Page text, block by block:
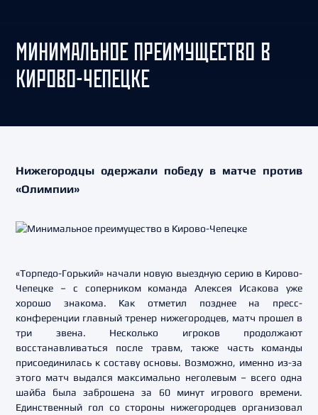
МИНИМАЛЬНОЕ ПРЕИМУЩЕСТВО В
КИРОВО-ЧЕПЕЦКЕ
Нижегородцы одержали победу в матче против
«Олимпии»
«Торпедо-Горький» начали новую выездную серию в Кирово-
Чепецке – с соперником команда Алексея Исакова уже
хорошо знакома. Как отметил позднее на пресс-
конференции главный тренер нижегородцев, матч прошел в
три звена. Несколько игроков продолжают
восстанавливаться после травм, также часть команды
присоединилась к составу основы. Возможно, именно из-за
этого матч выдался максимально неголевым – всего одна
шайба была заброшена за 60 минут игрового времени.
Единственный гол со стороны нижегородцев организовал